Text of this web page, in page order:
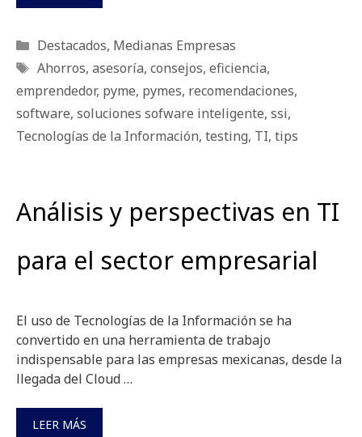
Categorías
Destacados, Medianas Empresas
Etiquetas
Ahorros, asesoría, consejos, eficiencia,
emprendedor, pyme, pymes, recomendaciones,
software, soluciones sofware inteligente, ssi,
Tecnologías de la Información, testing, TI, tips
Análisis y perspectivas en TI
para el sector empresarial
El uso de Tecnologías de la Información se ha
convertido en una herramienta de trabajo
indispensable para las empresas mexicanas, desde la
llegada del Cloud …
LEER MÁS